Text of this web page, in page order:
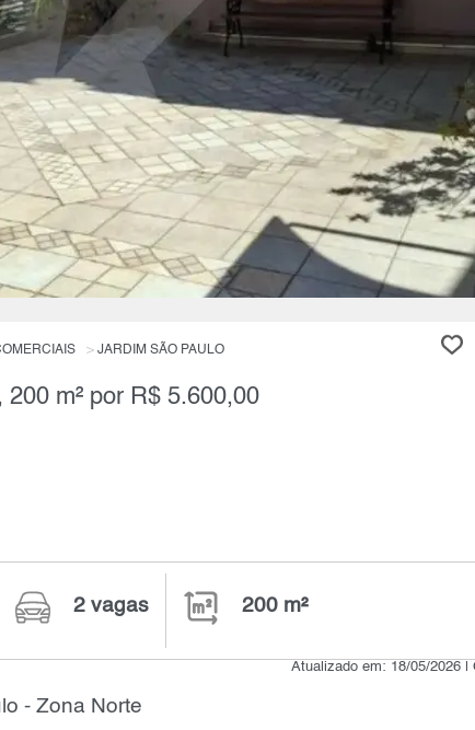
JARDIM SÃO PAULO
m² por R$ 5.600,00
2 vagas 200 m²
Atualizado em: 18/05/2026 |
- Zona Norte